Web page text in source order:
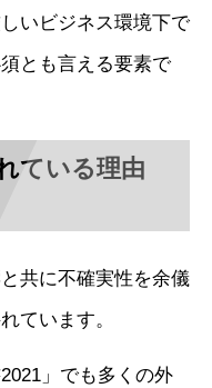
いビジネス環境下で
とも言える要素で
ている理由
共に不確実性を余儀
ています。
」でも多くの外